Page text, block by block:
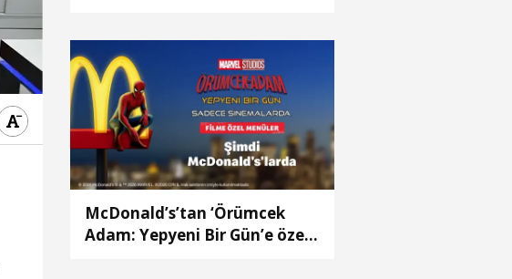
McDonald’s’tan ‘Örümcek
Adam: Yepyeni Bir Gün’e özel